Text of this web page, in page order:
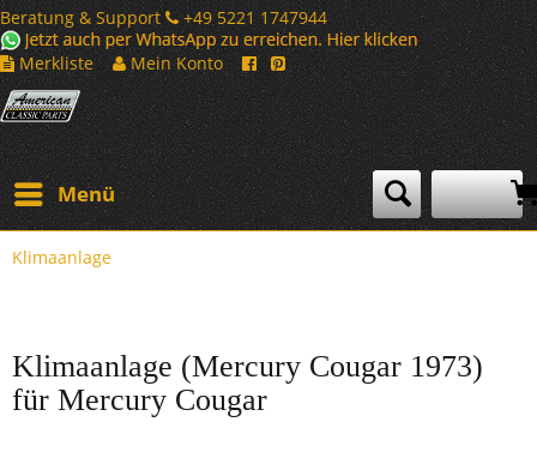
Beratung & Support
+49 5221 1747944
Merkliste
Mein Konto
Menü
Klimaanlage
Klimaanlage (Mercury Cougar 1973)
für Mercury Cougar